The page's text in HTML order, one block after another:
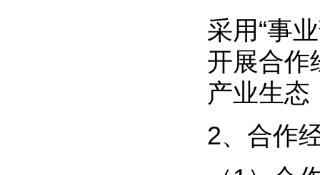
采用“事
开展合
产业生态
2、合作